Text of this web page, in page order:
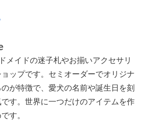
メイドの迷子札やお揃いアクセサリ
ップです。セミオーダーでオリジナ
が特徴で、愛犬の名前や誕生日を刻
す。世界に一つだけのアイテムを作
す。